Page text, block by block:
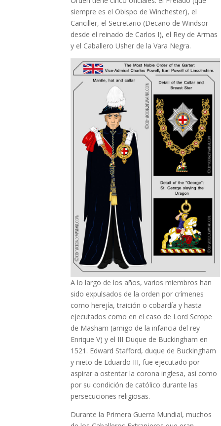
siempre es el Obispo de Winchester), el
Canciller, el Secretario (Decano de Windsor
desde el reinado de Carlos I), el Rey de Armas
y el Caballero Usher de la Vara Negra.
A lo largo de los años, varios miembros han
sido expulsados de la orden por crímenes
como herejía, traición o cobardía y hasta
ejecutados como en el caso de Lord Scrope
de Masham (amigo de la infancia del rey
Enrique V) y el III Duque de Buckingham en
1521. Edward Stafford, duque de Buckingham
y nieto de Eduardo III, fue ejecutado por
aspirar a ostentar la corona inglesa, así como
por su condición de católico durante las
persecuciones religiosas.
Durante la Primera Guerra Mundial, muchos